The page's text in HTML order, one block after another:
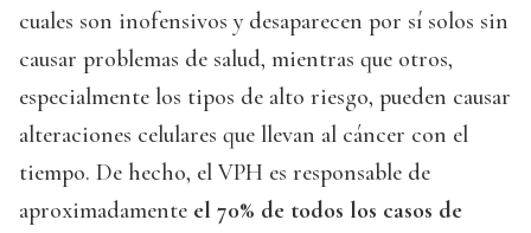
cuales son inofensivos y desaparecen por sí solos sin
causar problemas de salud, mientras que otros,
especialmente los tipos de alto riesgo, pueden causar
alteraciones celulares que llevan al cáncer con el
tiempo. De hecho, el VPH es responsable de
aproximadamente el 70% de todos los casos de